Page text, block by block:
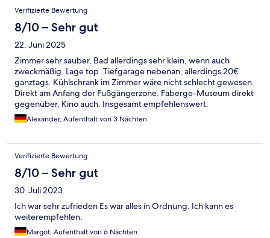
Verifizierte Bewertung
8/10 – Sehr gut
22. Juni 2025
Zimmer sehr sauber, Bad allerdings sehr klein, wenn auch
zweckmäßig. Lage top. Tiefgarage nebenan, allerdings 20€
ganztags. Kühlschrank im Zimmer wäre nicht schlecht gewesen.
Direkt am Anfang der Fußgängerzone. Faberge-Museum direkt
gegenüber, Kino auch. Insgesamt empfehlenswert.
Alexander, Aufenthalt von 3 Nächten
Verifizierte Bewertung
8/10 – Sehr gut
30. Juli 2023
Ich war sehr zufrieden Es war alles in Ordnung. Ich kann es
weiterempfehlen.
Margot, Aufenthalt von 6 Nächten